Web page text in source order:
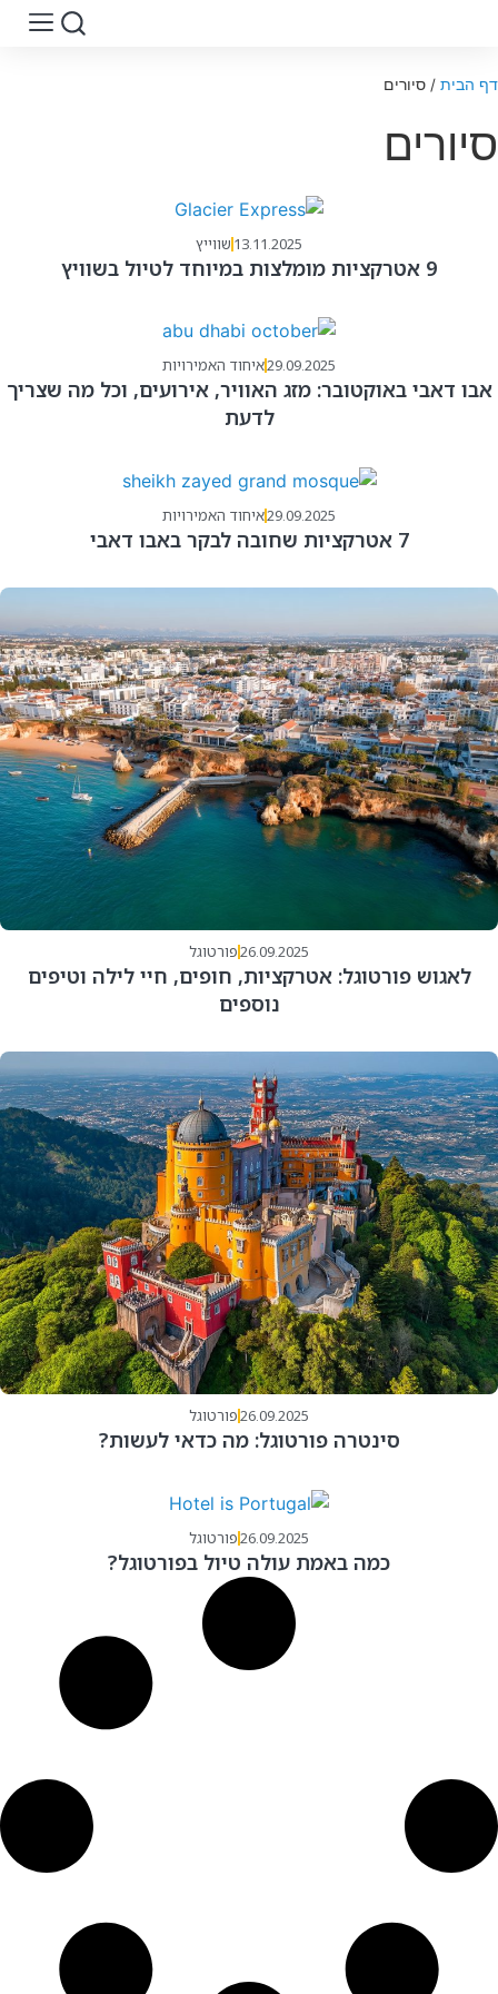
דף הבית / סיורים
סיורים
13.11.2025 שווייץ
9 אטרקציות מומלצות במיוחד לטיול בשוויץ
29.09.2025איחוד האמירויות
אבו דאבי באוקטובר: מזג האוויר, אירועים, וכל מה שצריך
לדעת
29.09.2025איחוד האמירויות
7 אטרקציות שחובה לבקר באבו דאבי
26.09.2025פורטוגל
לאגוש פורטוגל: אטרקציות, חופים, חיי לילה וטיפים
נוספים
26.09.2025פורטוגל
סינטרה פורטוגל: מה כדאי לעשות?
26.09.2025פורטוגל
כמה באמת עולה טיול בפורטוגל?